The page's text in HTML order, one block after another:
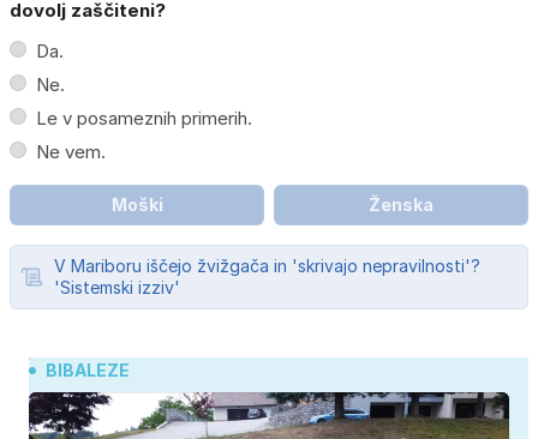
dovolj zaščiteni?
Da.
Ne.
Le v posameznih primerih.
Ne vem.
Moški Ženska
V Mariboru iščejo žvižgača in 'skrivajo nepravilnosti'?
'Sistemski izziv'
BIBALEZE